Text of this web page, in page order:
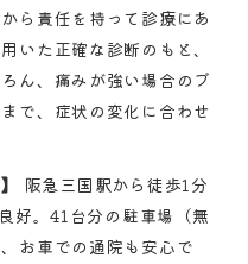
ら責任を持って診療にあ
いた正確な診断のもと、
ん、痛みが強い場合のブ
で、症状の変化に合わせ
阪急三国駅から徒歩1分
好。41台分の駐車場（無
お車での通院も安心で